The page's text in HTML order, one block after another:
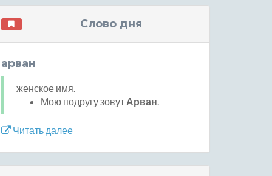
Слово дня
арван
женское имя.
Мою подругу зовут Арван.
Читать далее